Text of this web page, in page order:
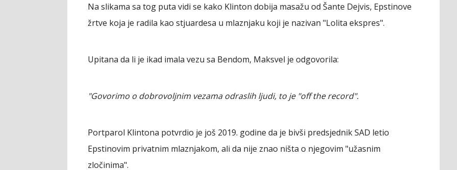
Na slikama sa tog puta vidi se kako Klinton dobija masažu od Šante Dejvis, Epstinove
žrtve koja je radila kao stjuardesa u mlaznjaku koji je nazivan "Lolita ekspres".
Upitana da li je ikad imala vezu sa Bendom, Maksvel je odgovorila:
"Govorimo o dobrovoljnim vezama odraslih ljudi, to je "off the record".
Portparol Klintona potvrdio je još 2019. godine da je bivši predsjednik SAD letio
Epstinovim privatnim mlaznjakom, ali da nije znao ništa o njegovim "užasnim
zločinima".